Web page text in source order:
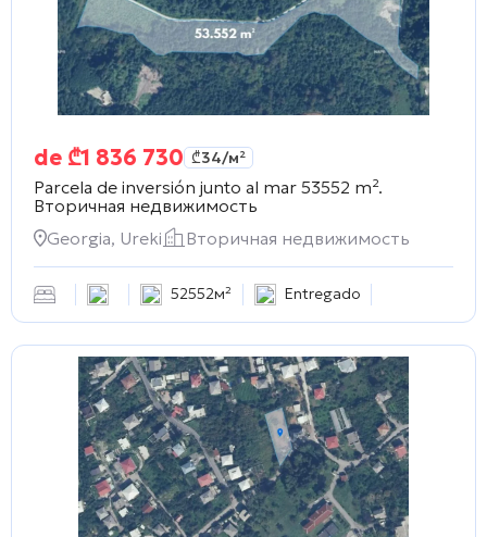
de ₾1 836 730 ₾34/м²
Parcela de inversión junto al mar 53552 m².
Вторичная недвижимость
Georgia, Ureki
Вторичная недвижимость
52552м² Entregado